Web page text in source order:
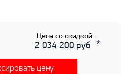
Цена со скидкой :
2 034 200 руб
цену